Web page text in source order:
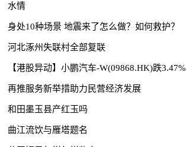
水情
身处10种场景 地震来了怎么做？如何救护？
河北涿州失联村全部复联
【港股异动】小鹏汽车-W(09868.HK)跌3.47%
再推服务新举措助力民营经济发展
和田墨玉县产红玉吗
曲江流饮与雁塔题名